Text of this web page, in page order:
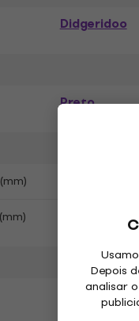
Depois
analisar
Didgeridoo
Preto
Alemanha